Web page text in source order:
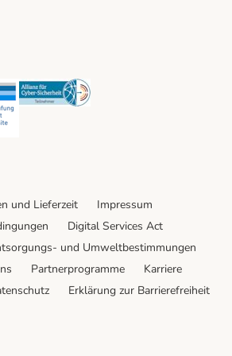
Security Security
und Lieferzeit
Impressum
Digital Services Act
und Umweltbestimmungen
Partnerprogramme
Karriere
Erklärung zur Barrierefreiheit